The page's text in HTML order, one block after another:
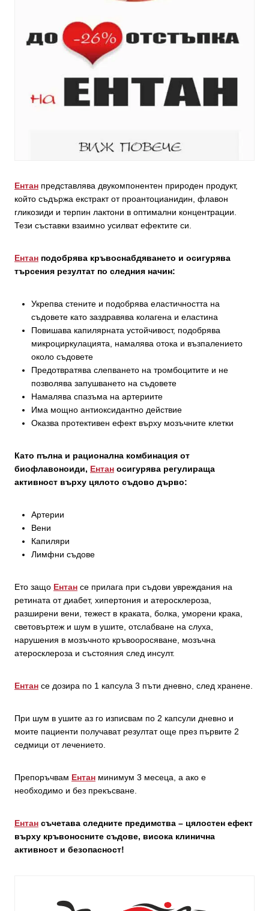
Ентан представлява двукомпонентен природен продукт,
който съдържа екстракт от проантоцианидин, флавон
гликозиди и терпин лактони в оптимални концентрации.
Тези съставки взаимно усилват ефектите си.
Ентан подобрява кръвоснабдяването и осигурява
търсения резултат по следния начин:
Укрепва стените и подобрява еластичността на
съдовете като заздравява колагена и еластина
Повишава капилярната устойчивост, подобрява
микроциркулацията, намалява отока и възпалението
около съдовете
Предотвратява слепването на тромбоцитите и не
позволява запушването на съдовете
Намалява спазъма на артериите
Има мощно антиоксидантно действие
Оказва протективен ефект върху мозъчните клетки
Като пълна и рационална комбинация от
биофлавоноиди, Ентан осигурява регулираща
активност върху цялото съдово дърво:
Артерии
Вени
Капиляри
Лимфни съдове
Ето защо Ентан се прилага при съдови увреждания на
ретината от диабет, хипертония и атеросклероза,
разширени вени, тежест в краката, болка, уморени кракa,
световъртеж и шум в ушите, отслабване на слуха,
нарушения в мозъчното кръвооросяване, мозъчна
атеросклероза и състояния след инсулт.
Ентан се дозира по 1 капсула 3 пъти дневно, след хранене.
При шум в ушите аз го изписвам по 2 капсули дневно и
моите пациенти получават резултат още през първите 2
седмици от лечението.
Препоръчвам Ентан минимум 3 месеца, а ако е
необходимо и без прекъсване.
Ентан съчетава следните предимства – цялостен ефект
върху кръвоносните съдове, висока клинична
активност и безопасност!